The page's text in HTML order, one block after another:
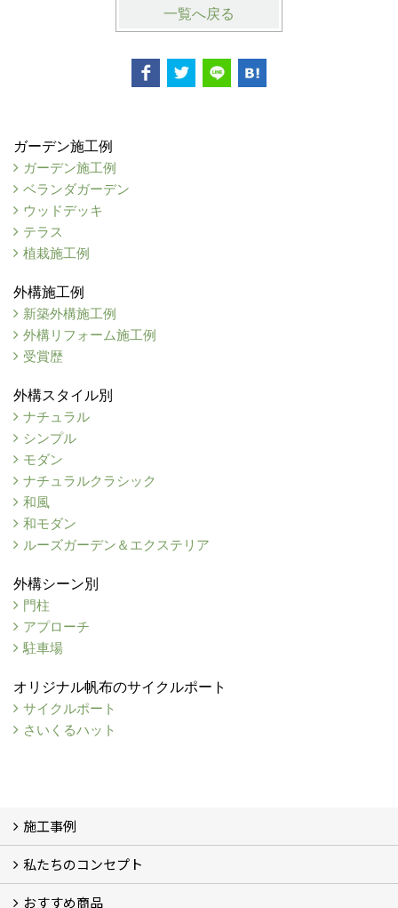
一覧へ戻る
ガーデン施工例
ガーデン施工例
ベランダガーデン
ウッドデッキ
テラス
植栽施工例
外構施工例
新築外構施工例
外構リフォーム施工例
受賞歴
外構スタイル別
ナチュラル
シンプル
モダン
ナチュラルクラシック
和風
和モダン
ルーズガーデン＆エクステリア
外構シーン別
門柱
アプローチ
駐車場
オリジナル帆布のサイクルポート
サイクルポート
さいくるハット
施工事例
施工事例
お客様の声 (46)
私たちのコンセプト
コンセプト
完成までの流れ
お庭のメンテナンスについて
おすすめ商品